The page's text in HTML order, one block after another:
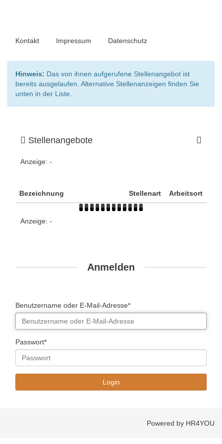
Kontakt Impressum Datenschutz
Hinweis: Das von ihnen aufgerufene Stellenangebot ist
bereits ausgelaufen. Alternative Stellenanzeigen finden Sie
unten in der Liste.
Stellenangebote
Anzeige: -
Bezeichnung Stellenart Arbeitsort
Anzeige: -
Anmelden
Benutzername oder E-Mail-Adresse*
Passwort*
Powered by HR4YOU